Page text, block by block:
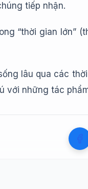
tiếp nhận.
“thời gian lớn”
lâu qua các
với những tác